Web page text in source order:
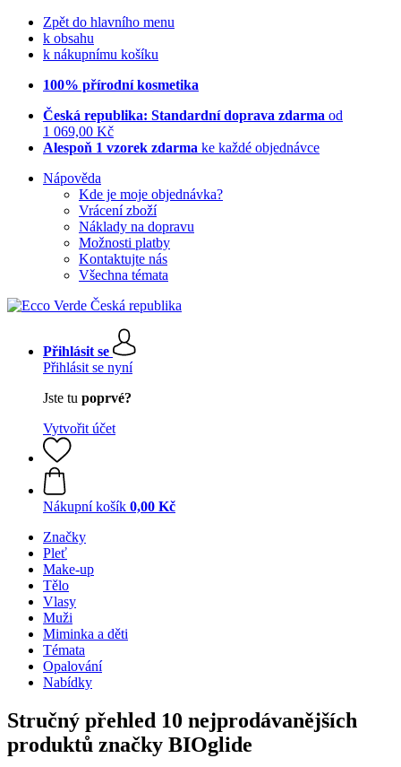
Zpět do hlavního menu
k obsahu
k nákupnímu košíku
100% přírodní kosmetika
Česká republika: Standardní doprava zdarma od
1 069,00 Kč
Alespoň 1 vzorek zdarma ke každé objednávce
Nápověda
Kde je moje objednávka?
Vrácení zboží
Náklady na dopravu
Možnosti platby
Kontaktujte nás
Všechna témata
Přihlásit se
Přihlásit se nyní
Jste tu poprvé?
Vytvořit účet
Nákupní košík 0,00 Kč
Značky
Pleť
Make-up
Tělo
Vlasy
Muži
Miminka a děti
Témata
Opalování
Nabídky
Stručný přehled 10 nejprodávanějších
produktů značky BIOglide